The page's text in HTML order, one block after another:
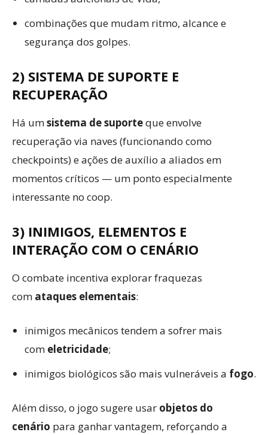
combinações que mudam ritmo, alcance e
segurança dos golpes.
2) SISTEMA DE SUPORTE E
RECUPERAÇÃO
Há umsistema de suporteque envolve
recuperação via naves (funcionando como
checkpoints) e ações de auxílio a aliados em
momentos críticos — um ponto especialmente
interessante no coop.
3) INIMIGOS, ELEMENTOS E
INTERAÇÃO COM O CENÁRIO
O combate incentiva explorar fraquezas
com ataques elementais:
inimigos mecânicos tendem a sofrer mais
com eletricidade;
inimigos biológicos são mais vulneráveis a fogo.
Além disso, o jogo sugere usar objetos do
cenário para ganhar vantagem, reforçando a